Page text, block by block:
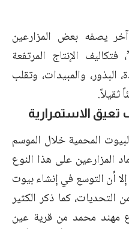
يصفه بعض المزارعين
فتكاليف الإنتاج المرتفعة
البذور، والمبيدات، وتقلب
تعيق الاستمرارية
المحمية خلال الموسم
المزارعين على هذا النوع
أن التوسع في إنشاء بيوت
التحديات، كما ذكر الكثير
مهند محمد من قرية عين